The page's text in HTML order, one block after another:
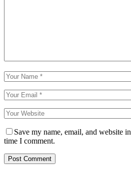
Save my name, email, and website
time I comment.